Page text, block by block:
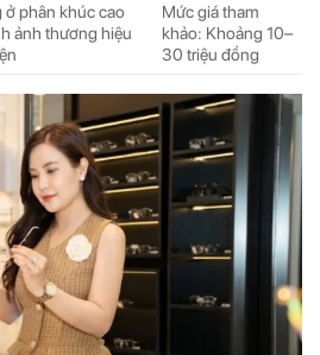
phân khúc cao
ảnh thương hiệu
Mức giá tham
khảo: Khoảng 10–
30 triệu đồng